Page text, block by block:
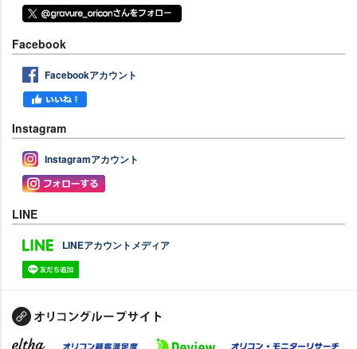
Facebook
Facebookアカウント
Instagram
Instagramアカウント
LINE
LINEアカウントメディア